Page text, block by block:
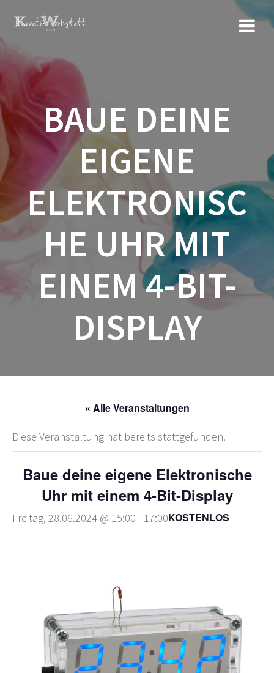
BAUE DEINE
EIGENE
ELEKTRONISC
HE UHR MIT
EINEM 4-BIT-
DISPLAY
« Alle Veranstaltungen
Diese Veranstaltung hat bereits stattgefunden.
Baue deine eigene Elektronische
Uhr mit einem 4-Bit-Display
Freitag, 28.06.2024 @ 15:00 - 17:00KOSTENLOS